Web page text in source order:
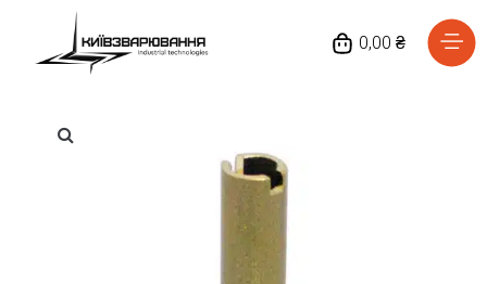
0,00 ₴
Головна